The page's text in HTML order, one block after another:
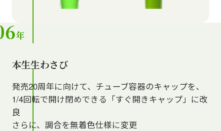
年
本生生わさび
発売20周年に向けて、チューブ容器のキャップを、
1/4回転で開け閉めできる「すぐ開きキャップ」に改
良
さらに、調合を無着色仕様に変更